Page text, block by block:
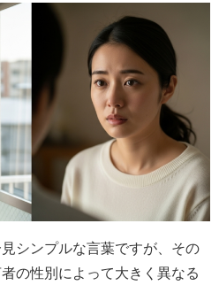
シンプルな言葉ですが、その
の性別によって大きく異なる